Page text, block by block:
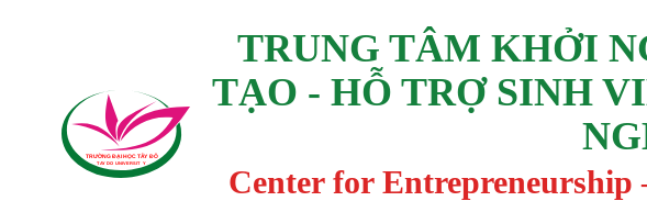
TRƯỜNG ĐẠI HỌC TÂY ĐÔ
TAY DO UNIVERSIT Y
TRUNG TÂM KHỞI
TẠO - HỖ TRỢ SINH
Center for